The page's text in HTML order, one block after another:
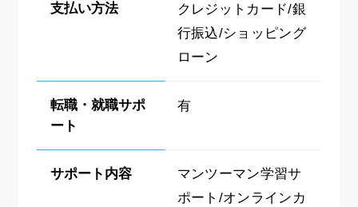
支払い方法
クレジットカード/銀
行振込/ショッピング
ローン
転職・就職サポ
ート
有
サポート内容
マンツーマン学習サ
ポート/オンラインカ